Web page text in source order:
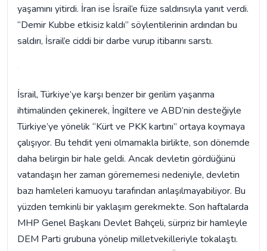
yaşamını yitirdi. İran ise İsrail’e füze saldırısıyla yanıt verdi.
“Demir Kubbe etkisiz kaldı” söylentilerinin ardından bu
saldırı, İsrail’e ciddi bir darbe vurup itibarını sarstı.
İsrail, Türkiye’ye karşı benzer bir gerilim yaşanma
ihtimalinden çekinerek, İngiltere ve ABD’nin desteğiyle
Türkiye’ye yönelik “Kürt ve PKK kartını” ortaya koymaya
çalışıyor. Bu tehdit yeni olmamakla birlikte, son dönemde
daha belirgin bir hale geldi. Ancak devletin gördüğünü
vatandaşın her zaman görememesi nedeniyle, devletin
bazı hamleleri kamuoyu tarafından anlaşılmayabiliyor. Bu
yüzden temkinli bir yaklaşım gerekmekte. Son haftalarda
MHP Genel Başkanı Devlet Bahçeli, sürpriz bir hamleyle
DEM Parti grubuna yönelip milletvekilleriyle tokalaştı.